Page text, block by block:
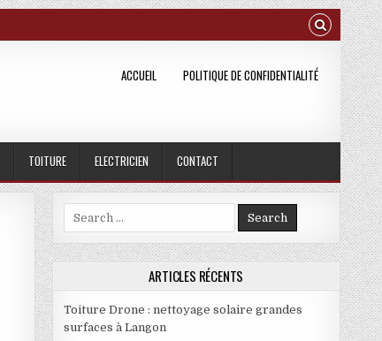
ACCUEIL POLITIQUE DE CONFIDENTIALITÉ
TOITURE ELECTRICIEN CONTACT
Search for:
ARTICLES RÉCENTS
Toiture Drone : nettoyage solaire grandes
surfaces à Langon